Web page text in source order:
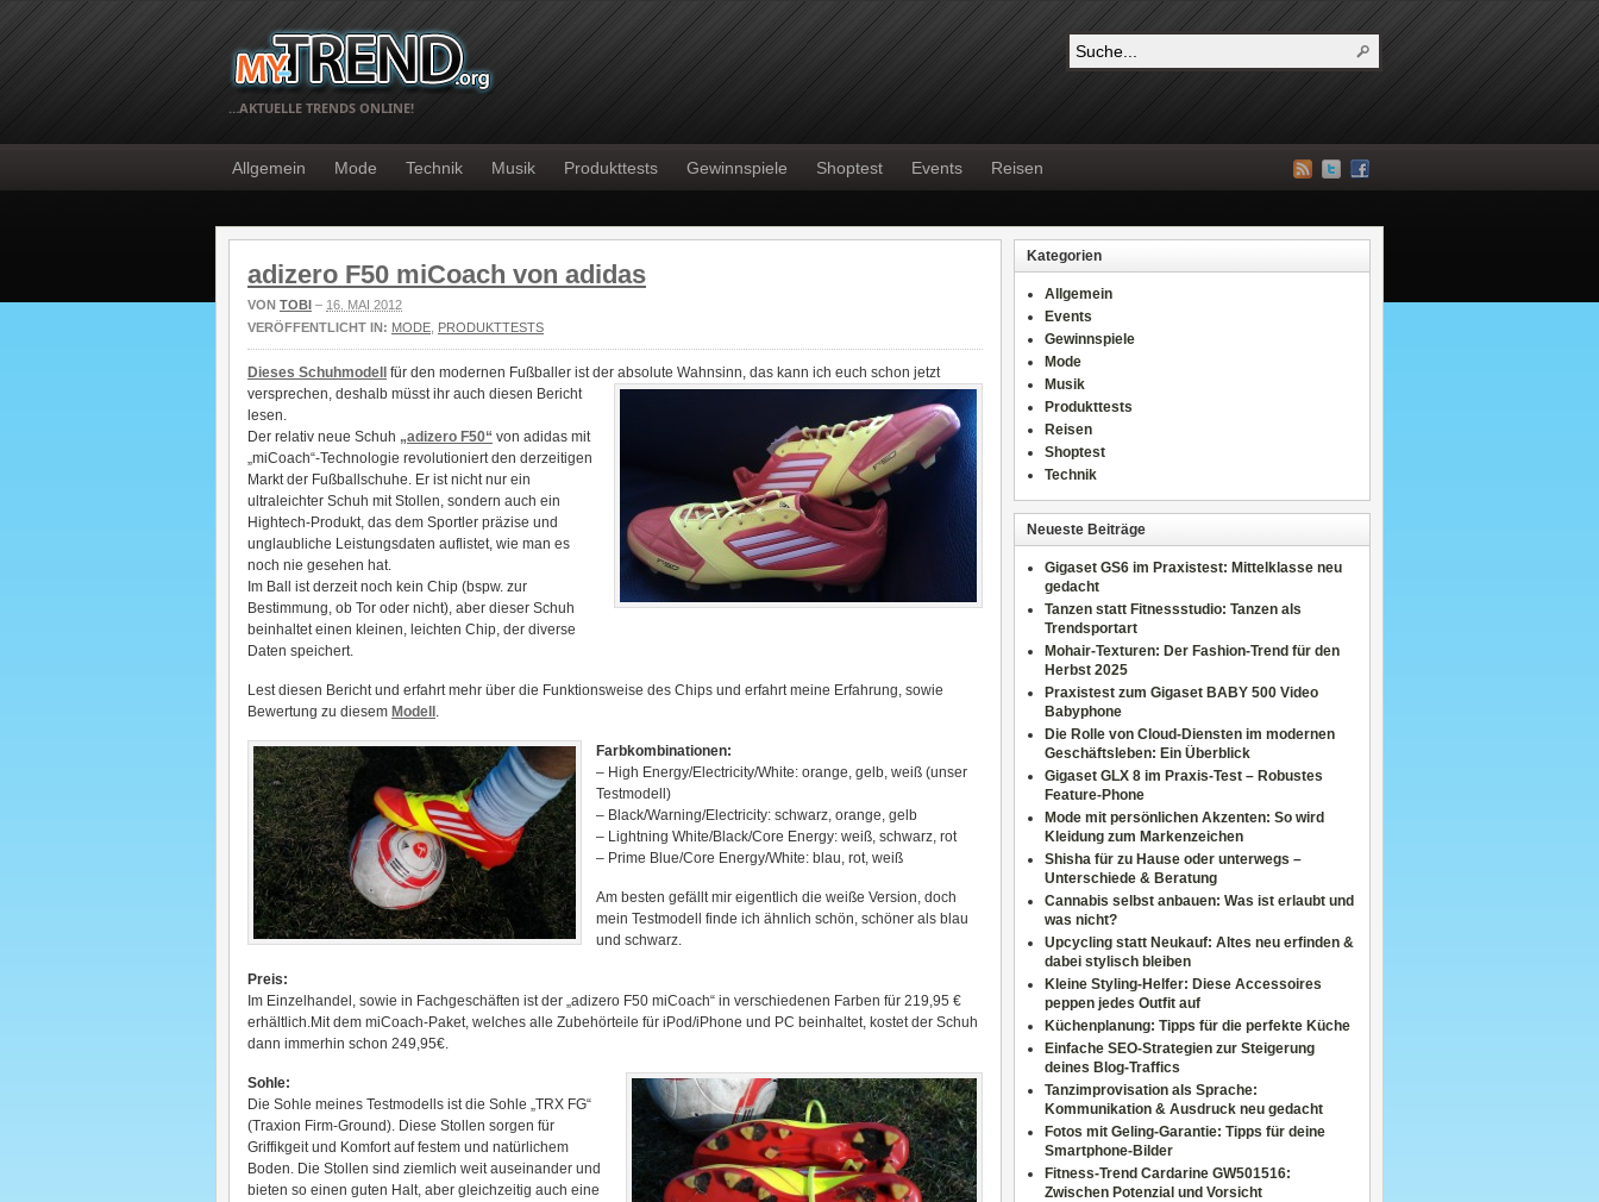
…AKTUELLE TRENDS ONLINE!
Allgemein Mode Technik Musik Produkttests Gewinnspiele Shoptest Events Reisen
adizero F50 miCoach von adidas
VON TOBI – 16. MAI 2012
VERÖFFENTLICHT IN: MODE PRODUKTTESTS
Dieses Schuhmodell für den modernen Fußballer ist der absolute Wahnsinn, das kann ich euch schon jetzt
versprechen, deshalb müsst ihr auch diesen Bericht
lesen.
Der relativ neue Schuh „adizero F50“ von adidas mit
„miCoach“-Technologie revolutioniert den derzeitigen
Markt der Fußballschuhe. Er ist nicht nur ein
ultraleichter Schuh mit Stollen, sondern auch ein
Hightech-Produkt, das dem Sportler präzise und
unglaubliche Leistungsdaten auflistet, wie man es
noch nie gesehen hat.
Im Ball ist derzeit noch kein Chip (bspw. zur
Bestimmung, ob Tor oder nicht), aber dieser Schuh
beinhaltet einen kleinen, leichten Chip, der diverse
Daten speichert.
Lest diesen Bericht und erfahrt mehr über die Funktionsweise des Chips und erfahrt meine Erfahrung, sowie
Bewertung zu diesem Modell .
Farbkombinationen:
– High Energy/Electricity/White: orange, gelb, weiß (unser
Testmodell)
– Black/Warning/Electricity: schwarz, orange, gelb
– Lightning White/Black/Core Energy: weiß, schwarz, rot
– Prime Blue/Core Energy/White: blau, rot, weiß
Am besten gefällt mir eigentlich die weiße Version, doch
mein Testmodell finde ich ähnlich schön, schöner als blau
und schwarz.
Preis:
Im Einzelhandel, sowie in Fachgeschäften ist der „adizero F50 miCoach“ in verschiedenen Farben für 219,95 €
erhältlich.Mit dem miCoach-Paket, welches alle Zubehörteile für iPod/iPhone und PC beinhaltet, kostet der Schuh
dann immerhin schon 249,95€.
Sohle:
Die Sohle meines Testmodells ist die Sohle „TRX FG“
(Traxion Firm-Ground). Diese Stollen sorgen für
Griffikgeit und Komfort auf festem und natürlichem
Boden. Die Stollen sind ziemlich weit auseinander und
bieten so einen guten Halt, aber gleichzeitig auch eine
Kategorien
Allgemein
Events
Gewinnspiele
Mode
Musik
Produkttests
Reisen
Shoptest
Technik
Neueste Beiträge
Gigaset GS6 im Praxistest: Mittelklasse neu
gedacht
Tanzen statt Fitnessstudio: Tanzen als
Trendsportart
Mohair-Texturen: Der Fashion-Trend für den
Herbst 2025
Praxistest zum Gigaset BABY 500 Video
Babyphone
Die Rolle von Cloud-Diensten im modernen
Geschäftsleben: Ein Überblick
Gigaset GLX 8 im Praxis-Test – Robustes
Feature-Phone
Mode mit persönlichen Akzenten: So wird
Kleidung zum Markenzeichen
Shisha für zu Hause oder unterwegs –
Unterschiede & Beratung
Cannabis selbst anbauen: Was ist erlaubt und
was nicht?
Upcycling statt Neukauf: Altes neu erfinden &
dabei stylisch bleiben
Kleine Styling-Helfer: Diese Accessoires
peppen jedes Outfit auf
Küchenplanung: Tipps für die perfekte Küche
Einfache SEO-Strategien zur Steigerung
deines Blog-Traffics
Tanzimprovisation als Sprache:
Kommunikation & Ausdruck neu gedacht
Fotos mit Geling-Garantie: Tipps für deine
Smartphone-Bilder
Fitness-Trend Cardarine GW501516:
Zwischen Potenzial und Vorsicht